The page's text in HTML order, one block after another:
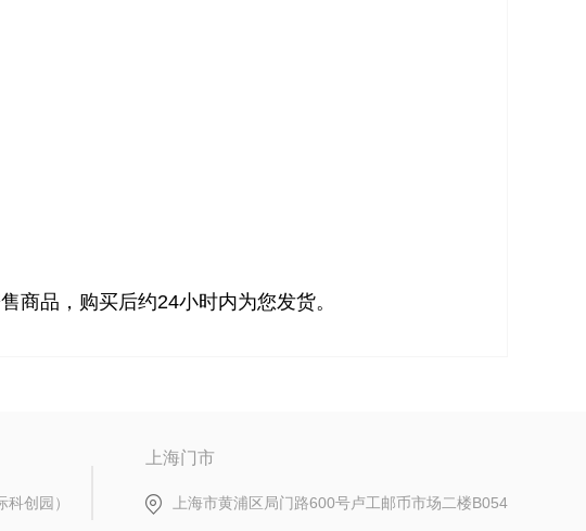
商品，购买后约24小时内为您发货。
创园）
上海门市
上海市黄浦区局门路600号卢工邮币市场二楼B054